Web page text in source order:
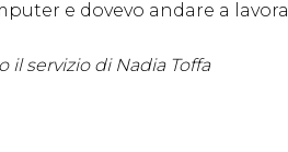
e dovevo andare a
il servizio di Nadia Toffa